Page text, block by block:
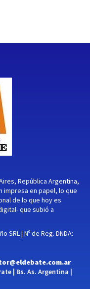
República Argentina,
impresa en papel, lo que
de lo que hoy es
que subió a
SRL | Nº de Reg. DNDA:
| Bs. As. Argentina |